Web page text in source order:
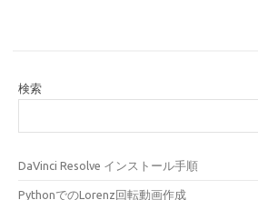
検索
DaVinci Resolve インストール手順
PythonでのLorenz回転動画作成